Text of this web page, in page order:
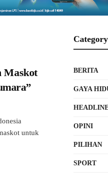
Maskot
untuk
Category
BERITA
GAYA
OPINI
PILIHAN
SPORT